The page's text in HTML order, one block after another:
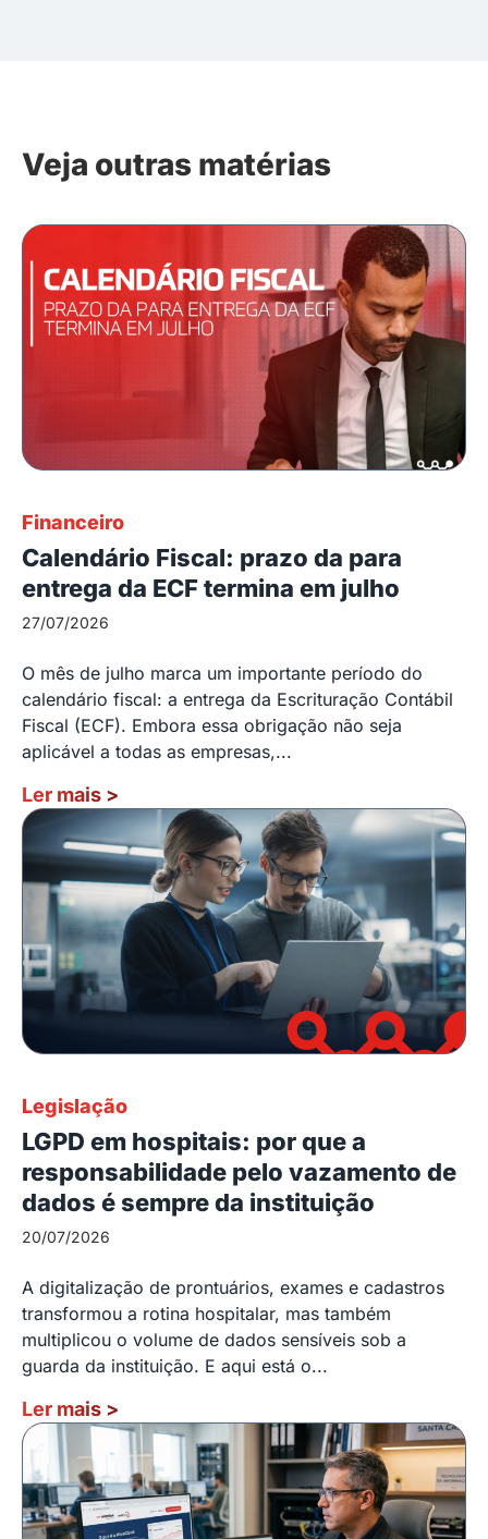
Veja outras matérias
Financeiro
Calendário Fiscal: prazo da para
entrega da ECF termina em julho
27/07/2026
O mês de julho marca um importante período do
calendário fiscal: a entrega da Escrituração Contábil
Fiscal (ECF). Embora essa obrigação não seja
aplicável a todas as empresas,...
Ler mais >
Legislação
LGPD em hospitais: por que a
responsabilidade pelo vazamento de
dados é sempre da instituição
20/07/2026
A digitalização de prontuários, exames e cadastros
transformou a rotina hospitalar, mas também
multiplicou o volume de dados sensíveis sob a
guarda da instituição. E aqui está o...
Ler mais >